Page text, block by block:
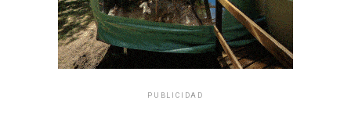
PUBLICIDAD